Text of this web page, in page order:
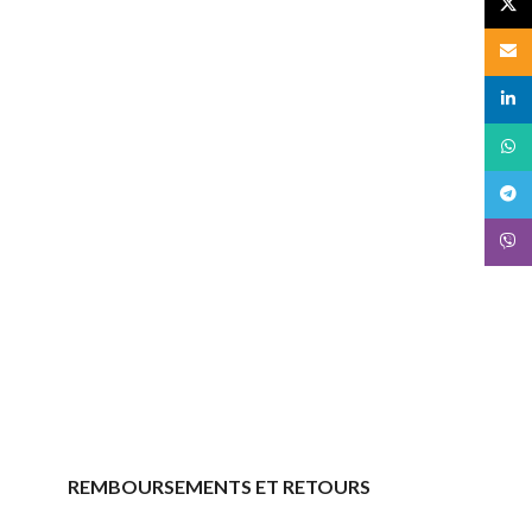
REMBOURSEMENTS ET RETOURS
Email
Viber